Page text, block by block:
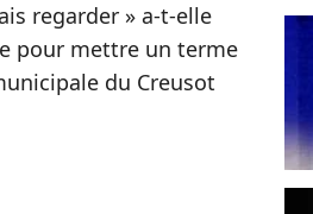
regarder » a-t-elle
pour mettre un terme
du Creusot